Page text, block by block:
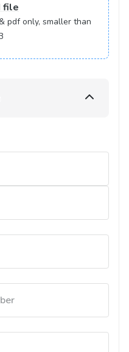
file
pdf only, smaller than